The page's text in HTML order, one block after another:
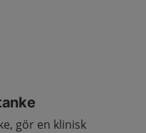
gör en klinisk